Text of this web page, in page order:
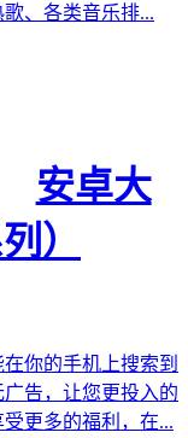
、各类音乐排...
安卓大
）
你的手机上搜索到
告，让您更投入的
更多的福利，在...